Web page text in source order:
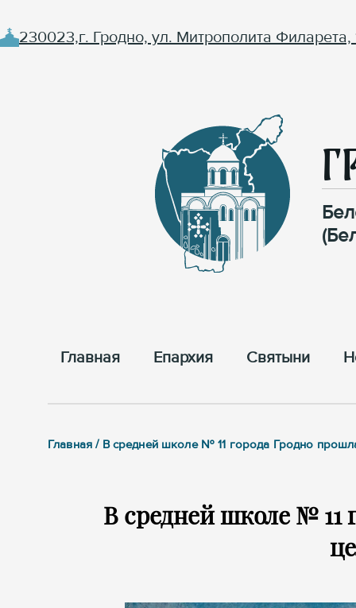
230023,г. Гродно, ул. Митрополита Филарета,
Главная Епархия Cвятыни
Главная / В средней школе № 11 города Гродно
В средней школе № 11